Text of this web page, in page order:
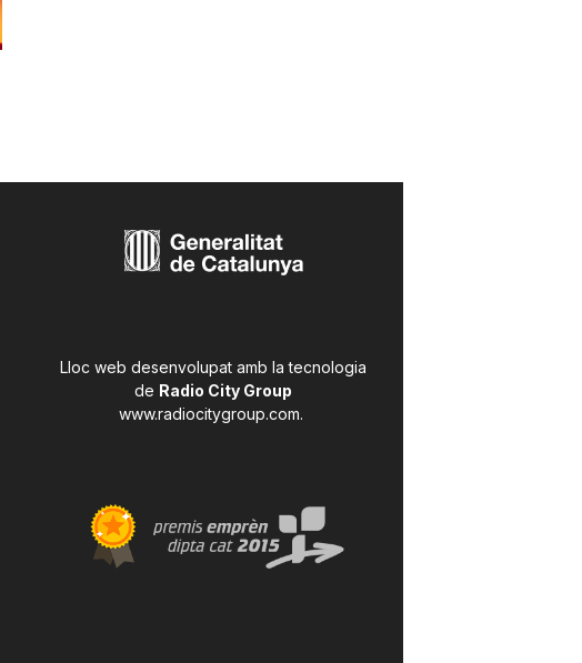
Lloc web desenvolupat amb la tecnologia
de Radio City Group
www.radiocitygroup.com.